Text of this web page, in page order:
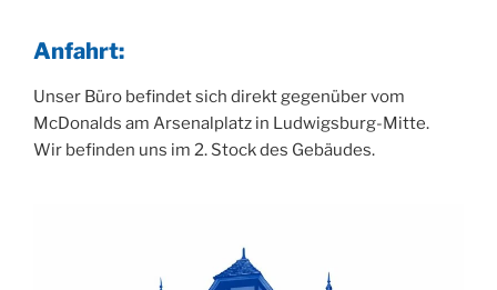
Anfahrt:
Unser Büro befindet sich direkt gegenüber vom
McDonalds am Arsenalplatz in Ludwigsburg-Mitte.
Wir befinden uns im 2. Stock des Gebäudes.